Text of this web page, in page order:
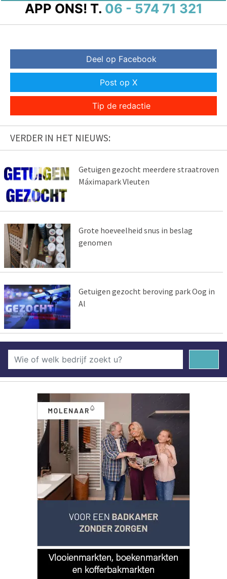
APP ONS! T. 06 - 574 71 321
Deel op Facebook
Post op X
Tip de redactie
VERDER IN HET NIEUWS:
Getuigen gezocht meerdere straatroven
Máximapark Vleuten
Grote hoeveelheid snus in beslag
genomen
Getuigen gezocht beroving park Oog in
Al